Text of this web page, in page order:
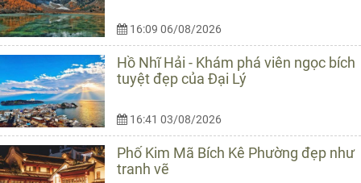
16:09 06/08/2026
Hồ Nhĩ Hải - Khám phá viên ngọc bích
tuyệt đẹp của Đại Lý
16:41 03/08/2026
Phố Kim Mã Bích Kê Phường đẹp như
tranh vẽ